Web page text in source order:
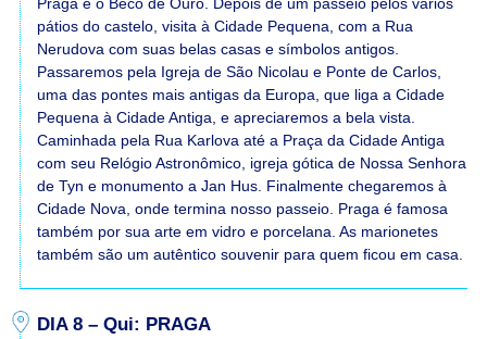
Praga e o Beco de Ouro. Depois de um passeio pelos vários
pátios do castelo, visita à Cidade Pequena, com a Rua
Nerudova com suas belas casas e símbolos antigos.
Passaremos pela Igreja de São Nicolau e Ponte de Carlos,
uma das pontes mais antigas da Europa, que liga a Cidade
Pequena à Cidade Antiga, e apreciaremos a bela vista.
Caminhada pela Rua Karlova até a Praça da Cidade Antiga
com seu Relógio Astronômico, igreja gótica de Nossa Senhora
de Tyn e monumento a Jan Hus. Finalmente chegaremos à
Cidade Nova, onde termina nosso passeio. Praga é famosa
também por sua arte em vidro e porcelana. As marionetes
também são um autêntico souvenir para quem ficou em casa.
DIA 8 – Qui: PRAGA